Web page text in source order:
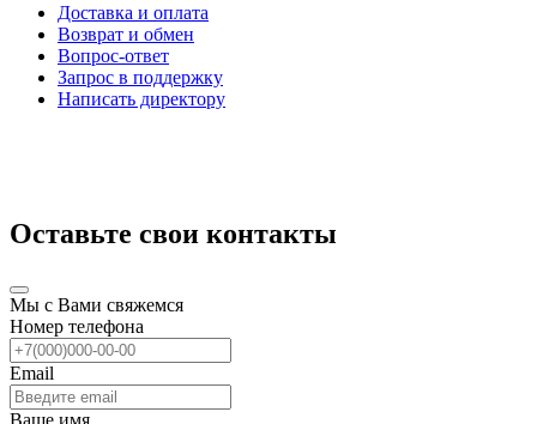
Доставка и оплата
Возврат и обмен
Вопрос-ответ
Запрос в поддержку
Написать директору
Оставьте свои контакты
Мы с Вами свяжемся
Номер телефона
Email